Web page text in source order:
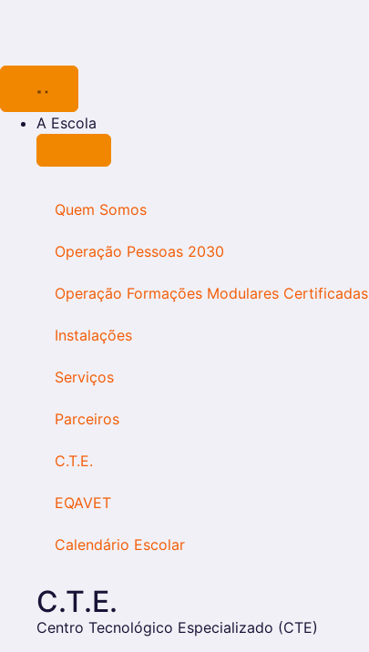
A Escola
Quem Somos
Operação Pessoas 2030
Operação Formações Modulares Certificadas
Instalações
Serviços
Parceiros
C.T.E.
EQAVET
Calendário Escolar
C.T.E.
Centro Tecnológico Especializado (CTE)